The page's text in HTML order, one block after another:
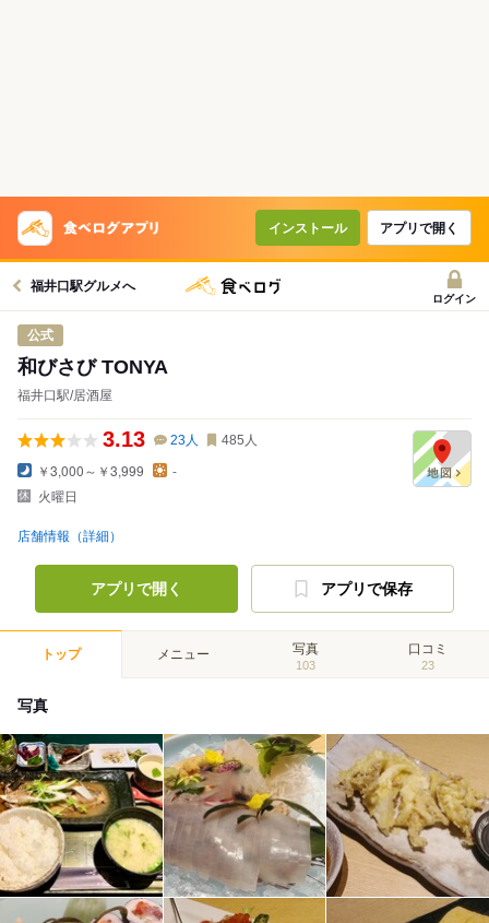
インストール アプリで開く
福井口駅グルメへ
ログイン
公式
和びさび TONYA
福井口駅/居酒屋
3.13 23人 485 人
￥3,000～￥3,999
-
火曜日
店舗情報（詳細）
アプリで開く アプリで保存
トップ メニュー 写真
103
口コミ
23
写真